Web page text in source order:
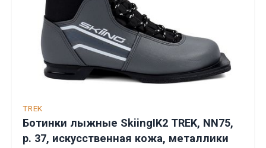
TREK
Ботинки лыжные SkiingIK2 TREK, NN75,
р. 37, искусственная кожа, металлики